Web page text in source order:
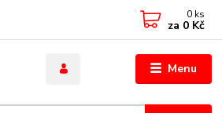
Menu
0 ks
za 0 Kč